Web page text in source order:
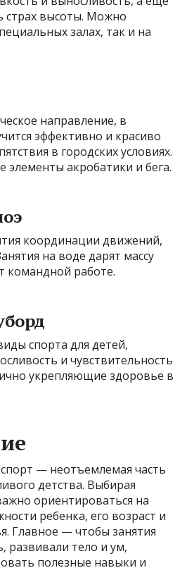
страх высоты. Можно
залах, так и на
направление, в
эффективно и красиво
в городских условиях.
элементы акробатики и бега.
координации движений,
на воде дарят массу
командной работе.
спорта для детей,
и чувствительность
укрепляющие здоровье в
— неотъемлемая часть
детства. Выбирая
ориентироваться на
ребенка, его возраст и
Главное — чтобы занятия
развивали тело и ум,
полезные навыки и